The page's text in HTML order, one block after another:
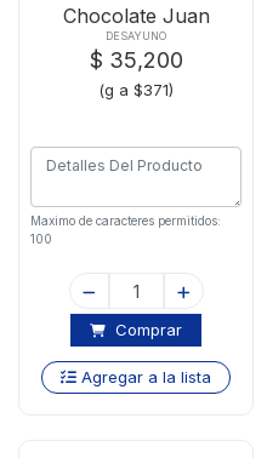
Chocolate Juan
Valdezx95g
DESAYUNO
$ 35,200
(g a $371)
Maximo de caracteres permitidos:
100
Comprar
Agregar a la lista